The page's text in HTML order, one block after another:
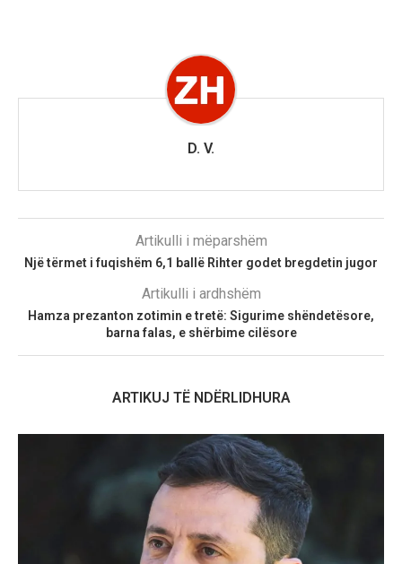
D. V.
Artikulli i mëparshëm
Një tërmet i fuqishëm 6,1 ballë Rihter godet bregdetin jugor
Artikulli i ardhshëm
Hamza prezanton zotimin e tretë: Sigurime shëndetësore,
barna falas, e shërbime cilësore
ARTIKUJ TË NDËRLIDHURA